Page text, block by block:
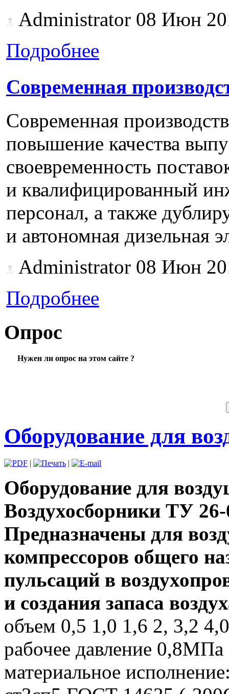
Administrator 08 Июн
Подробнее
Современная
Современная
повышение качества
своевременность
и квалифицированный
персонал, а также
и автономная дизельная
Administrator 08 Июн
Подробнее
Опрос
Нужен ли опрос на этом сайте ?
Оборудование для
| |
Оборудование для
Воздухосборники ТУ
Предназначены для
компрессоров общего
пульсаций в
и создания запаса
объем 0,5 1,0 1,6 2, 3,2
рабочее давление 0,8МПа
материальное